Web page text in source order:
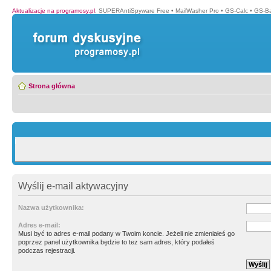
Aktualizacje na programosy.pl: SUPERAntiSpyware Free • MailWasher Pro • GS-Calc • GS-
Strona główna
Wyślij e-mail aktywacyjny
Nazwa użytkownika:
Adres e-mail:
Musi być to adres e-mail podany w Twoim koncie. Jeżeli nie zmieniałeś go
poprzez panel użytkownika będzie to tez sam adres, który podałeś
podczas rejestracji.